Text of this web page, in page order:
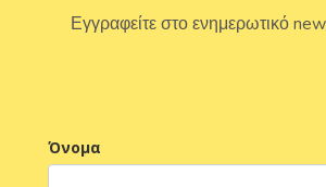
Εγγραφείτε στο ενημερωτικό
Όνομα